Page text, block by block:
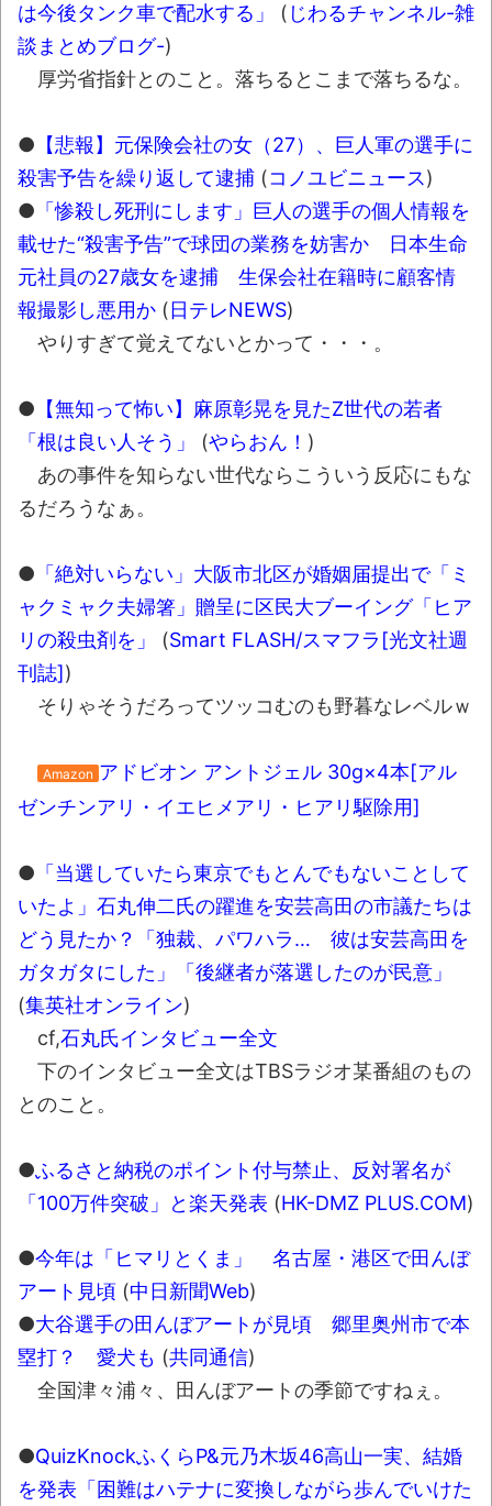
葉月つばさちゃん、昔から見てるんだけど
かなりお姉さんになったね
壊れたエアコンと歌えないボク
バージョンアップ情報更新 AOMEI
Backupper Standard 8.3.0 などバージョンア
ップ
高嶋ちさ子、ダウン症の姉が暴行事件！事
件の一部始終と衝撃の結末
【呆然】北海道旅行ワイ「ウニイクラ丼特
盛で食うぞ！！！うおおおおおおお
お！！！！！」→結
【動画】カニ、ちょっかい出してきた陰に
ブチギレ
長野県のなめこのデカさが規格外だったｗ
新装版「ご冗談でしょう、ファインマンさ
ん（上）（下）」発売
【画像】整形で2400万円超えの美女、水着
グラビアに挑戦
歴ログは10周年ですがnoteに引っ越します
進撃の巨人シーズン7 ファイナルシーズンの
感想
集でほとんど紹介されなかったJリーグ…なら
ば自分たちで紹介だ！
時代の流れ
【衝撃】道志村の骨や服、沢の上流から流
されてきた可能性・・・・・・・・・
オーストラリアの男性飛行家 太平洋横断
飛行
「ム、ムリです・・・」メガネ美人ナース
「ム、ムリです・・・」メガネ美人ナース
に入院中のオレのオナサポ懇願したら・・・
ナチスドイツは何故バルバロッサ作戦とか
いう無茶に踏み切ってしまったのか
ブログお引越しのお知らせ
まるで親子のような子猫とシェパード
【極画像】名古屋の地下鉄
は今後タンク車で配水する」
( じわるチャンネル-雑
談まとめブログ-)
厚労省指針とのこと。落ちるとこまで落ちるな。
● 【悲報】元保険会社の女（27）、巨人軍の選手に
殺害予告を繰り返して逮捕 (コノユビニュース)
● 「惨殺し死刑にします」巨人の選手の個人情報を
載せた“殺害予告”で球団の業務を妨害か 日本生命
元社員の27歳女を逮捕 生保会社在籍時に顧客情
報撮影し悪用か (日テレNEWS)
やりすぎて覚えてないとかって・・・。
● 【無知って怖い】麻原彰晃を見たZ世代の若者
「根は良い人そう」
(やらおん！ )
あの事件を知らない世代ならこういう反応にもな
るだろうなぁ。
● 「絶対いらない」大阪市北区が婚姻届提出で「ミ
ャクミャク夫婦箸」贈呈に区民大ブーイング「ヒア
リの殺虫剤を」
(Smart FLASH/スマフラ[光文社週
刊誌])
そりゃそうだろってツッコむのも野暮なレベルｗ
Amazon アドビオン アントジェル 30g×4本[アル
ゼンチンアリ・イエヒメアリ・ヒアリ駆除用]
● 「当選していたら東京でもとんでもないことして
いたよ」石丸伸二氏の躍進を安芸高田の市議たちは
どう見たか？「独裁、パワハラ… 彼は安芸高田を
ガタガタにした」「後継者が落選したのが民意」
(集英社オンライン)
cf,石丸氏インタビュー全文
下のインタビュー全文はTBSラジオ某番組のもの
とのこと。
●ふるさと納税のポイント付与禁止、反対署名が
「100万件突破」と楽天発表 (HK-DMZ PLUS.COM)
●今年は「ヒマリとくま」 名古屋・港区で田んぼ
アート見頃 (中日新聞Web)
●大谷選手の田んぼアートが見頃 郷里奥州市で本
塁打？ 愛犬も (共同通信)
全国津々浦々、田んぼアートの季節ですねぇ。
●QuizKnockふくらP&元乃木坂46高山一実、結婚
を発表「困難はハテナに変換しながら歩んでいけた